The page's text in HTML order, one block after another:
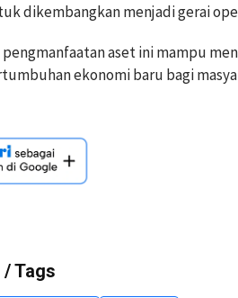
dikembangkan menjadi gerai
aset ini mampu
ekonomi baru bagi
/ Tags